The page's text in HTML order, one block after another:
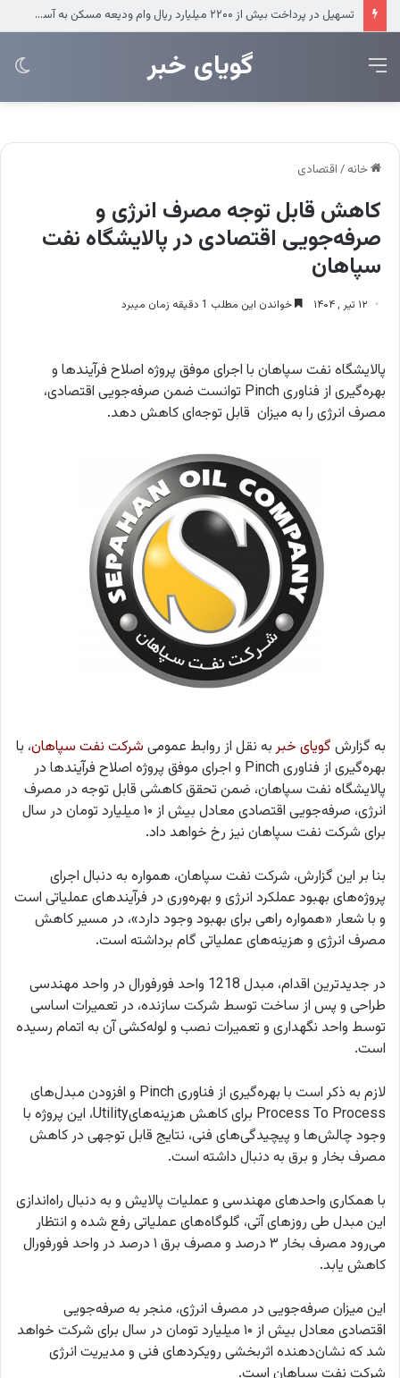
تسهیل در پرداخت بیش از ۲۲۰۰ میلیارد ریال وام ودیعه مسکن به آسیب‌دیدگان جنگ در هرمزگان
‌‌‌گویای خبر منو
خانه / اقتصادی
کاهش قابل توجه مصرف انرژی و
صرفه‌جویی اقتصادی در پالایشگاه نفت
سپاهان
۱۲ تیر , ۱۴۰۴ خواندن این مطلب 1 دقیقه زمان میبرد
پالایشگاه نفت سپاهان با اجرای موفق پروژه اصلاح فرآیندها و
بهره‌گیری از فناوری Pinch توانست ضمن صرفه‌جویی اقتصادی،
مصرف انرژی را به میزان قابل توجه‌ای کاهش دهد.
به گزارش گویای خبر به نقل از روابط عمومی شرکت نفت سپاهان، با
بهره‌گیری از فناوری Pinch و اجرای موفق پروژه اصلاح فرآیندها در
پالایشگاه نفت سپاهان، ضمن تحقق کاهشی قابل توجه در مصرف
انرژی، صرفه‌جویی اقتصادی معادل بیش از ۱۰ میلیارد تومان در سال
برای شرکت نفت سپاهان نیز رخ خواهد داد.
بنا بر این گزارش، شرکت نفت سپاهان، همواره به دنبال اجرای
پروژه‌های بهبود عملکرد انرژی و بهره‌وری در فرآیندهای عملیاتی است
و با شعار «همواره راهی برای بهبود وجود دارد»، در مسیر کاهش
مصرف انرژی و هزینه‌های عملیاتی گام برداشته است.
در جدیدترین اقدام، مبدل 1218 واحد فورفورال در واحد مهندسی
طراحی و پس از ساخت توسط شرکت سازنده، در تعمیرات اساسی
توسط واحد نگهداری و تعمیرات نصب و لوله‌کشی آن به اتمام رسیده
است.
لازم به ذکر است با بهره‌گیری از فناوری Pinch و افزودن مبدل‌های
Process To Process برای کاهش هزینه‌هایUtility، این پروژه با
وجود چالش‌ها و پیچیدگی‌های فنی، نتایج قابل توجهی در کاهش
مصرف بخار و برق به دنبال داشته است.
با همکاری واحدهای مهندسی و عملیات پالایش و به دنبال راه‌اندازی
این مبدل طی روزهای آتی، گلوگاه‌های عملیاتی رفع شده و انتظار
می‌رود مصرف بخار ۳ درصد و مصرف برق ۱ درصد در واحد فورفورال
کاهش یابد.
این میزان صرفه‌جویی در مصرف انرژی، منجر به صرفه‌جویی
اقتصادی معادل بیش از ۱۰ میلیارد تومان در سال برای شرکت خواهد
شد که نشان‌دهنده اثربخشی رویکردهای فنی و مدیریت انرژی